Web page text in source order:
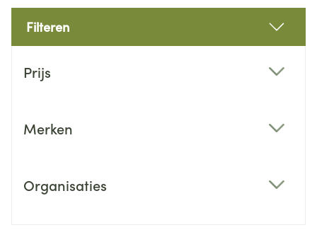
Filteren
Prijs
Merken
Organisaties